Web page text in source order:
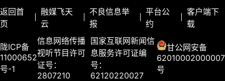
返回首
页
融媒飞天
云
不良信息举
报
平台公
约
客户端下
载
陇ICP备
11000652
号-1
信息网络传播
视听节目许可
证号：
2807210
国家互联网新闻信
息服务许可证编
号：
62120220027
甘公网安备
62010002000007
号